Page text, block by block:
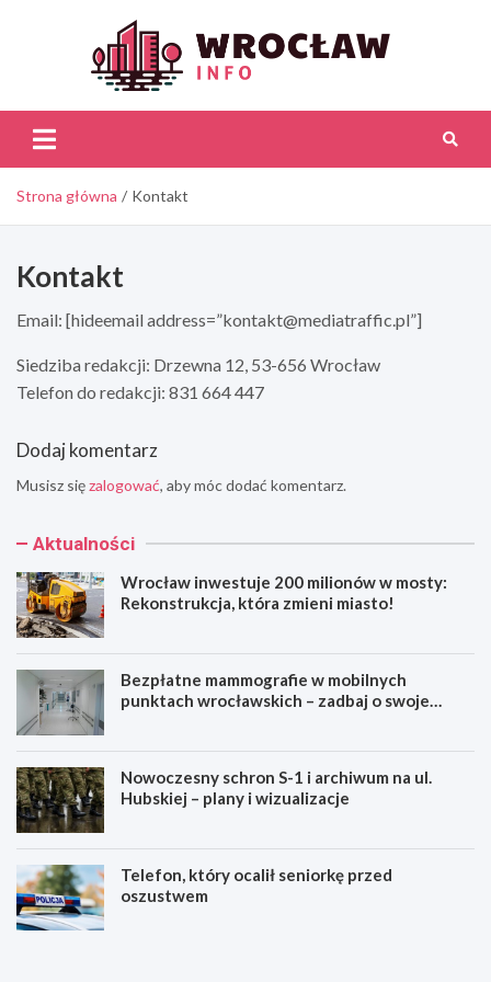
Strona główna Kontakt
Kontakt
Email: [hideemail address=”kontakt@mediatraffic.pl”]
Siedziba redakcji: Drzewna 12, 53-656 Wrocław
Telefon do redakcji: 831 664 447
Dodaj komentarz
Musisz sięzalogować, aby móc dodać komentarz.
Aktualności
Wrocław inwestuje 200 milionów w mosty:
Rekonstrukcja, która zmieni miasto!
Bezpłatne mammografie w mobilnych
punktach wrocławskich – zadbaj o swoje
Nowoczesny schron S-1 i archiwum na ul.
Hubskiej – plany i wizualizacje
Telefon, który ocalił seniorkę przed
oszustwem
W
B